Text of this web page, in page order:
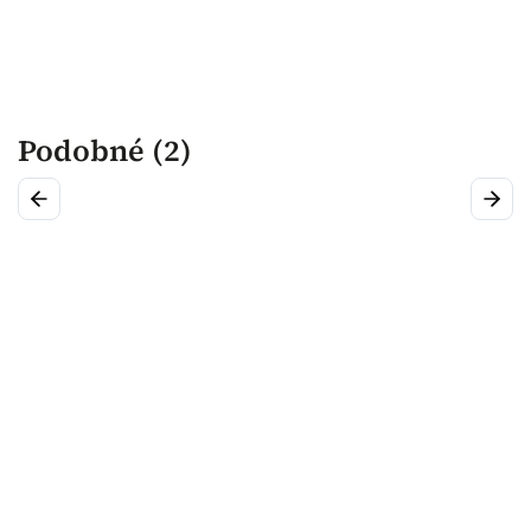
Podobné (2)
Previous Next